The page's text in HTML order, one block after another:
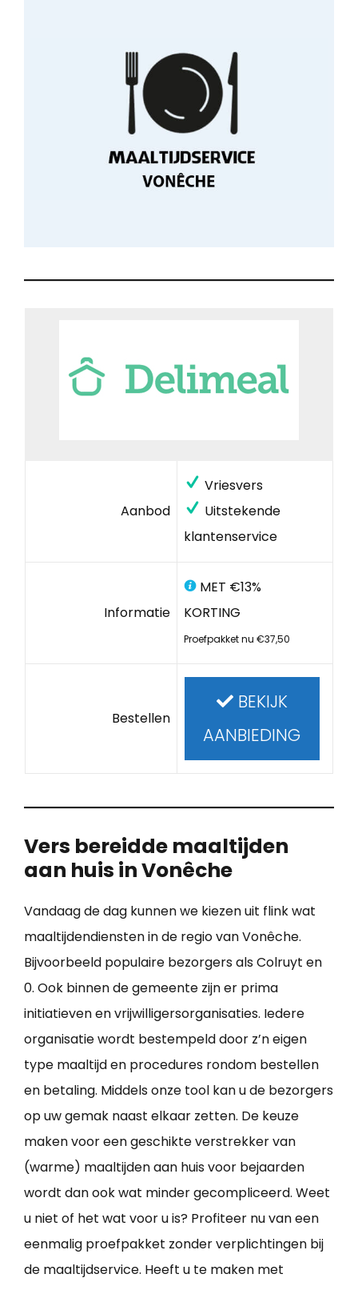
Aanbod
Vriesvers
Uitstekende
klantenservice
Informatie
MET €13%
KORTING
Proefpakket nu €37,50
Bestellen
BEKIJK
AANBIEDING
Vers bereidde maaltijden
aan huis in Vonêche
Vandaag de dag kunnen we kiezen uit flink wat
maaltijdendiensten in de regio van Vonêche.
Bijvoorbeeld populaire bezorgers als Colruyt en
0. Ook binnen de gemeente zijn er prima
initiatieven en vrijwilligersorganisaties. Iedere
organisatie wordt bestempeld door z’n eigen
type maaltijd en procedures rondom bestellen
en betaling. Middels onze tool kan u de bezorgers
op uw gemak naast elkaar zetten. De keuze
maken voor een geschikte verstrekker van
(warme) maaltijden aan huis voor bejaarden
wordt dan ook wat minder gecompliceerd. Weet
u niet of het wat voor u is? Profiteer nu van een
eenmalig proefpakket zonder verplichtingen bij
de maaltijdservice. Heeft u te maken met